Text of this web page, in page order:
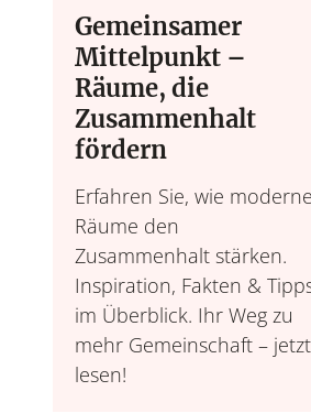
Gemeinsamer
Mittelpunkt –
Räume, die
Zusammenhalt
fördern
Erfahren Sie, wie moderne
Räume den
Zusammenhalt stärken.
Inspiration, Fakten &
im Überblick. Ihr Weg zu
mehr Gemeinschaft – jetzt
lesen!